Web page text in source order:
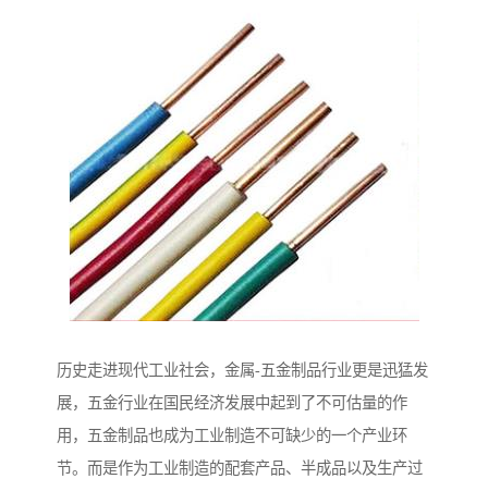
历史走进现代工业社会，金属-五金制品行业更是迅猛发
展，五金行业在国民经济发展中起到了不可估量的作
用，五金制品也成为工业制造不可缺少的一个产业环
节。而是作为工业制造的配套产品、半成品以及生产过